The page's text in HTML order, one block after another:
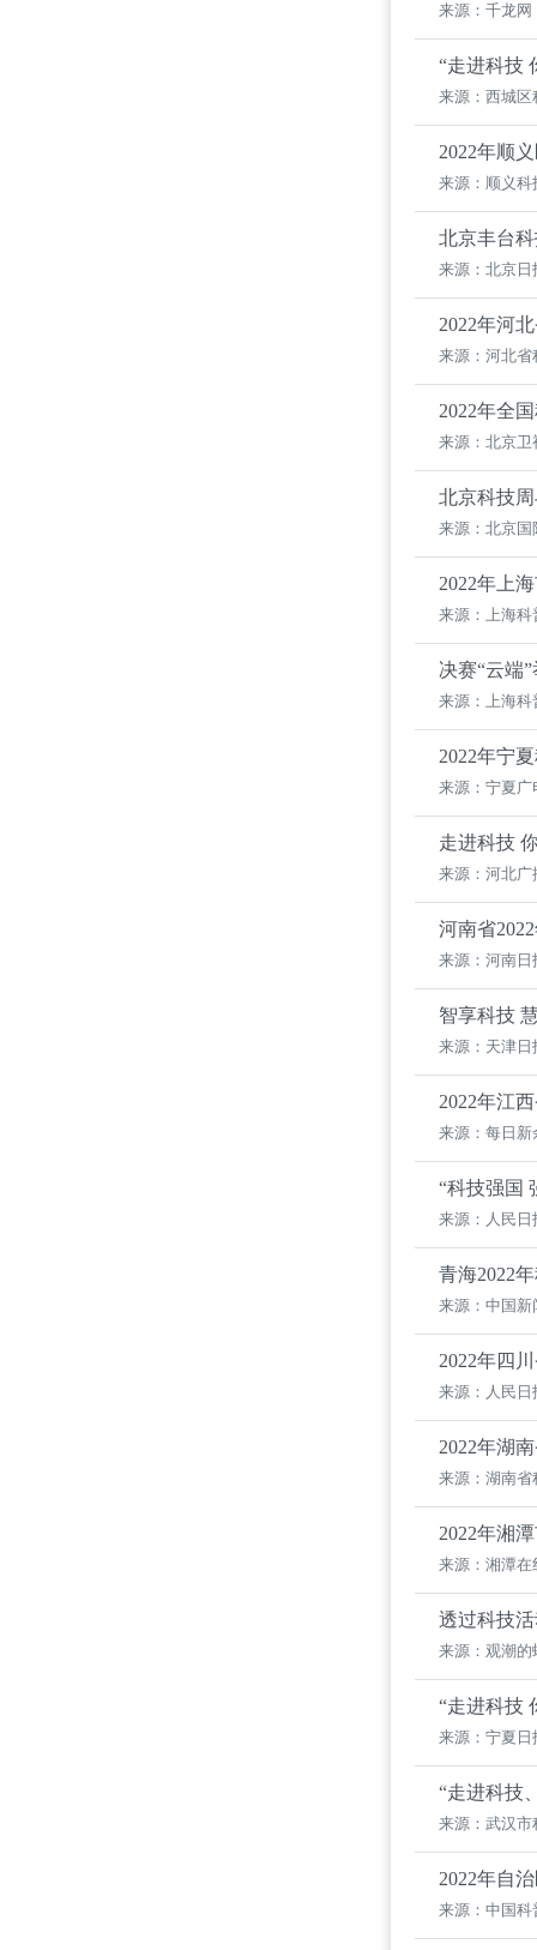
来源：千龙网
“走进科技
来源：西城区
2022年顺
来源：顺义科
北京丰台
来源：北京日
2022年河
来源：河北省
2022年全
来源：北京卫
北京科技
来源：北京国
2022年上
来源：上海科
决赛“云端
来源：上海科
2022年宁
来源：宁夏广
走进科技
来源：河北广
河南省
来源：河南日
智享科技
来源：天津日
2022年江
来源：每日新
“科技强国
来源：人民日
青海2022
来源：中国新
2022年四
来源：人民日
2022年湖
来源：湖南省
2022年湘
来源：湘潭在
透过科技
来源：观潮的
“走进科技
来源：宁夏日
“走进科技
来源：武汉市
2022年自
来源：中国科